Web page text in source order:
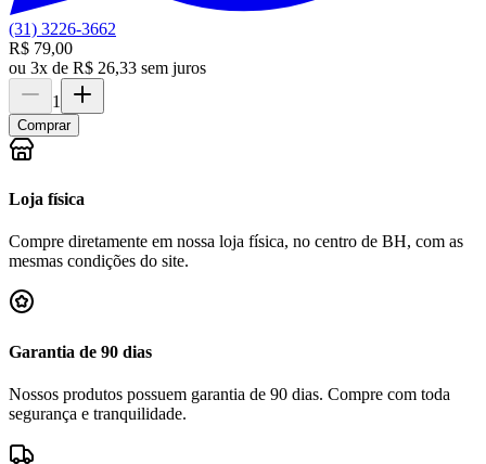
(31) 3226-3662
R$ 79,00
ou 3x de R$ 26,33 sem juros
1
Comprar
Loja física
Compre diretamente em nossa loja física, no centro de BH, com as
mesmas condições do site.
Garantia de 90 dias
Nossos produtos possuem garantia de 90 dias. Compre com toda
segurança e tranquilidade.